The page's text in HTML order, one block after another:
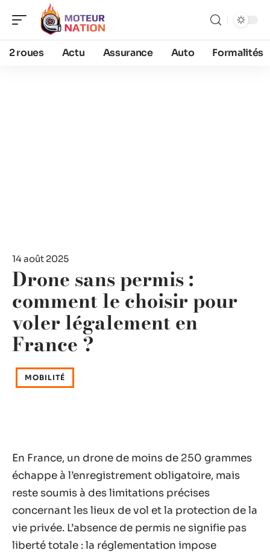
2 roues Actu Assurance Auto Formalités
14 août 2025
Drone sans permis :
comment le choisir pour
voler légalement en
France ?
MOBILITÉ
En France, un drone de moins de 250 grammes
échappe à l’enregistrement obligatoire, mais
reste soumis à des limitations précises
concernant les lieux de vol et la protection de la
vie privée. L’absence de permis ne signifie pas
liberté totale : la réglementation impose